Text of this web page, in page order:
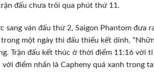
đấu chưa trôi qua phút thứ 11.
sang ván đấu thứ 2, Saigon Phantom đưa
trong một ngày thi đấu thiếu kết dính,
Trận đấu kết thúc ở thời điểm 11:16 với
với điểm nhấn là Capheny quá xanh trong